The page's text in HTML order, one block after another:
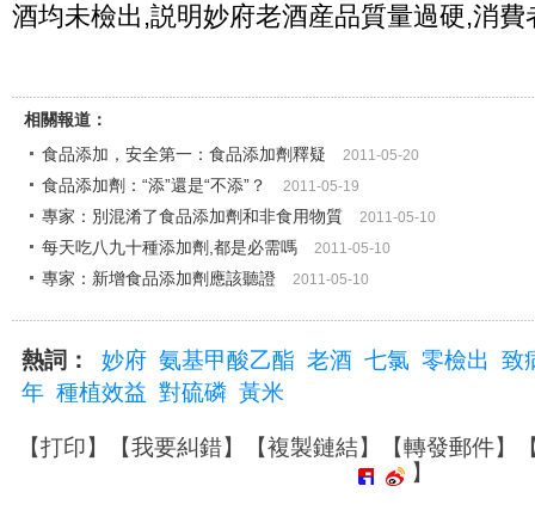
酒均未檢出,説明妙府老酒産品質量過硬,消
相關報道：
食品添加，安全第一：食品添加劑釋疑
2011-05-20
食品添加劑：“添”還是“不添”？ 2011-05-19
專家：別混淆了食品添加劑和非食用物質 2011-05-10
每天吃八九十種添加劑,都是必需嗎 2011-05-10
專家：新增食品添加劑應該聽證 2011-05-10
熱詞： 妙府 氨基甲酸乙酯 老酒 七氯 零檢出
致
年 種植效益 對硫磷 黃米
【打印】【我要糾錯】【複製鏈結】【轉發郵件】
】